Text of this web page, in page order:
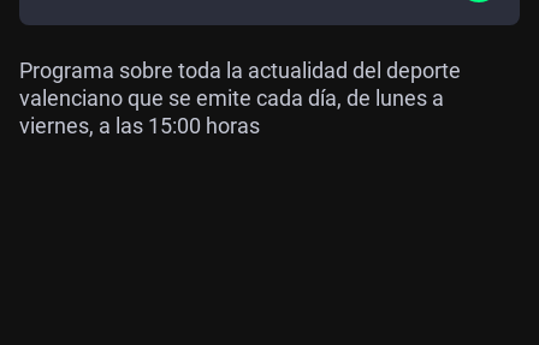
Programa sobre toda la actualidad del deporte
valenciano que se emite cada día, de lunes a
viernes, a las 15:00 horas